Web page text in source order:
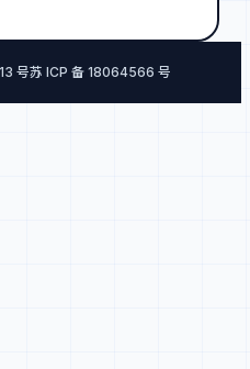
号苏 ICP 备 18064566 号